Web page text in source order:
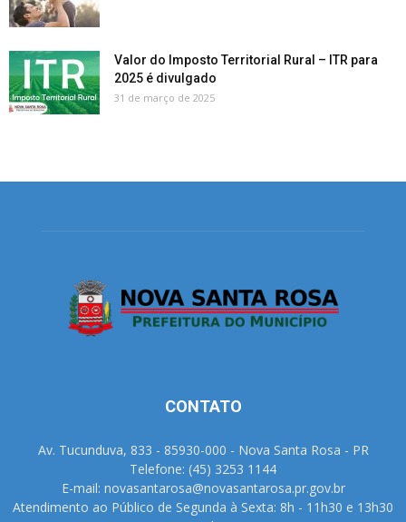
Valor do Imposto Territorial Rural – ITR para
2025 é divulgado
31 de março de 2025
CONTATO
Av. Tucunduva, 833 - 85930-000 - Nova Santa Rosa - PR
Telefone: (45) 3253 1144
E-mail: novasantarosa@novasantarosa.pr.gov.br
Atendimento ao Público de Segunda à Sexta: 8h - 11h30 e 13h30